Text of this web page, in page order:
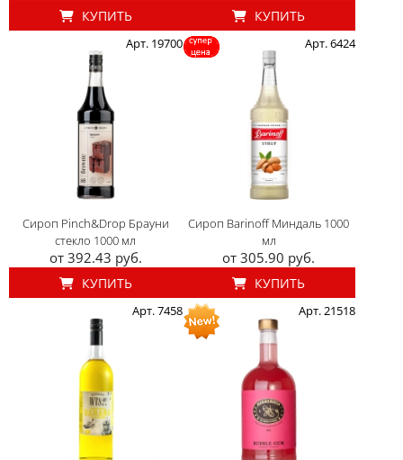
КУПИТЬ КУПИТЬ
Арт. 19700
Сироп Pinch&Drop Брауни
стекло 1000 мл
от 392.43 руб.
КУПИТЬ
Арт. 6424
Сироп Barinoff Миндаль 1000
мл
от 305.90 руб.
КУПИТЬ
Арт. 7458 Арт. 21518